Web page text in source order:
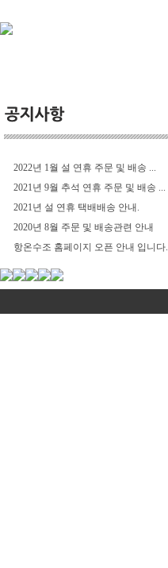
2022년 1월 설 연휴 주문 및 배송 ...
2021년 9월 추석 연휴 주문 및 배송 ...
2021년 설 연휴 택배배송 안내.
2020년 8월 주문 및 배송관련 안내
항온수조 홈페이지 오픈 안내 입니다.